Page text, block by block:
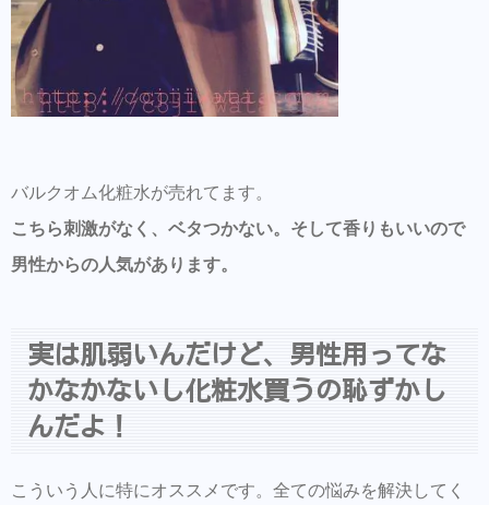
バルクオム化粧水が売れてます。
こちら刺激がなく、ベタつかない。そして香りもいいので
男性からの人気があります。
実は肌弱いんだけど、男性用ってな
かなかないし化粧水買うの恥ずかし
んだよ！
こういう人に特にオススメです。全ての悩みを解決してく